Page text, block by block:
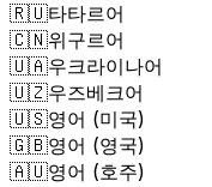
🇷🇺타타르어
🇨🇳위구르어
🇺🇦우크라이나어
🇺🇿우즈베크어
🇺🇸영어 (미국)
🇬🇧영어 (영국)
🇦🇺영어 (호주)